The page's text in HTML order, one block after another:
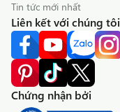
Tin tức mới nhất
Liên kết với chúng tôi
Chứng nhận bởi